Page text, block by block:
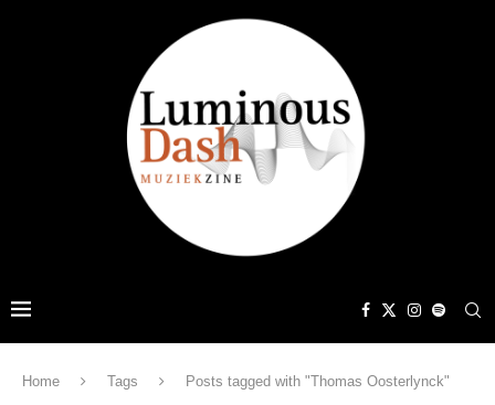
Home Tags Posts tagged with "Thomas Oosterlynck"